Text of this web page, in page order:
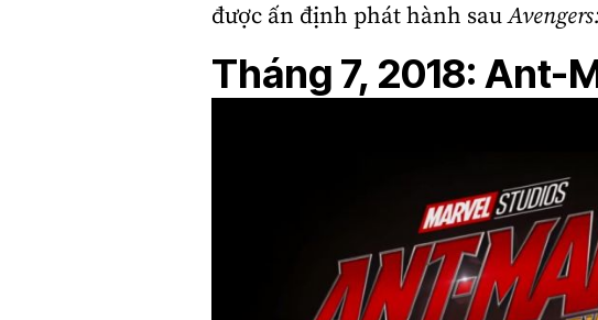
được ấn định phát hành sau
Tháng 7, 2018: Ant-